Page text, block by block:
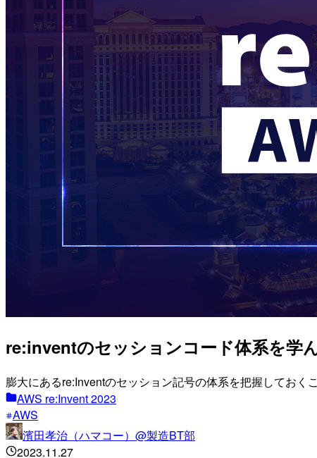
re:inventのセッションコード体系を学
膨大にあるre:Inventのセッション記号の体系を把握しておく
AWS re:Invent 2023
AWS
濱田孝治（ハマコー）@製造BT部
2023.11.27